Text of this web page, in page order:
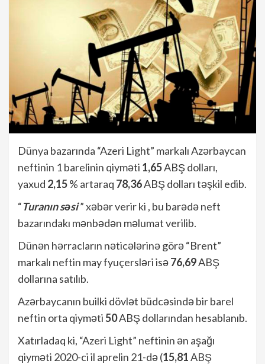
Dünya bazarında “Azeri Light” markalı Azərbaycan
neftinin 1 barelinin qiyməti 1,65ABŞ dolları,
yaxud 2,15% artaraq 78,36ABŞ dolları təşkil edib.
“Turanın səsi” xəbər verir ki , bu barədə neft
bazarındakı mənbədən məlumat verilib.
Dünən hərracların nəticələrinə görə “Brent”
markalı neftin may fyuçersləri isə76,69ABŞ
dollarına satılıb.
Azərbaycanın builki dövlət büdcəsində bir barel
neftin orta qiyməti50ABŞ dollarından hesablanıb.
Xatırladaq ki, “Azeri Light” neftinin ən aşağı
qiyməti 2020-ci il aprelin 21-də (15,81ABŞ